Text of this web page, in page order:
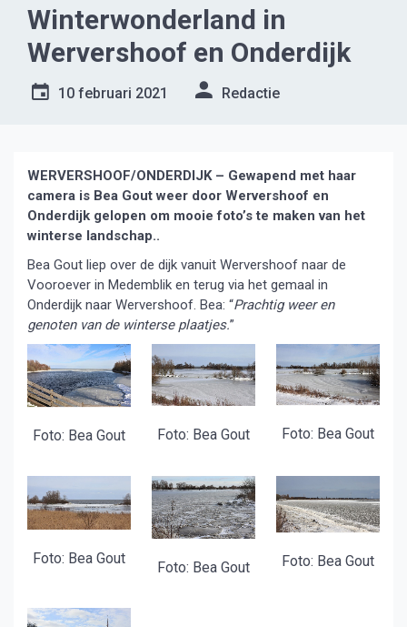
Winterwonderland in
Wervershoof en Onderdijk
10 februari 2021 Redactie
WERVERSHOOF/ONDERDIJK – Gewapend met haar
camera is Bea Gout weer door Wervershoof en
Onderdijk gelopen om mooie foto’s te maken van het
winterse landschap..
Bea Gout liep over de dijk vanuit Wervershoof naar de
Vooroever in Medemblik en terug via het gemaal in
Onderdijk naar Wervershoof. Bea: “Prachtig weer en
genoten van de winterse plaatjes.”
Foto: Bea Gout Foto: Bea Gout Foto: Bea Gout
Foto: Bea Gout Foto: Bea Gout Foto: Bea Gout